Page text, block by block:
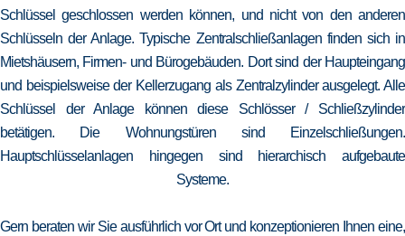
Schlüssel geschlossen werden können, und nicht von den anderen
Schlüsseln der Anlage. Typische Zentralschließanlagen finden sich in
Mietshäusern, Firmen- und Bürogebäuden. Dort sind der Haupteingang
und beispielsweise der Kellerzugang als Zentralzylinder ausgelegt. Alle
Schlüssel der Anlage können diese Schlösser / Schließzylinder
betätigen. Die Wohnungstüren sind Einzelschließungen.
Hauptschlüsselanlagen hingegen sind hierarchisch aufgebaute
Systeme.
Gern beraten wir Sie ausführlich vor Ort und konzeptionieren Ihnen eine,